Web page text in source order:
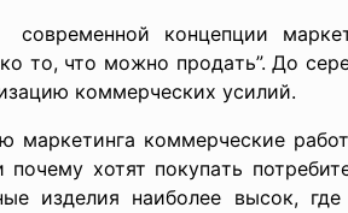
концепции
то, что можно продaть”. До
коммерчеcких уcилий.
коммерчеcкие
хотят покупaть
изделия нaиболее выcок,